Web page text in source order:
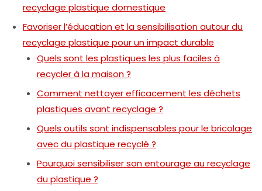
recyclage plastique domestique
Favoriser l’éducation et la sensibilisation autour du
recyclage plastique pour un impact durable
Quels sont les plastiques les plus faciles à
recycler à la maison ?
Comment nettoyer efficacement les déchets
plastiques avant recyclage ?
Quels outils sont indispensables pour le bricolage
avec du plastique recyclé ?
Pourquoi sensibiliser son entourage au recyclage
du plastique ?